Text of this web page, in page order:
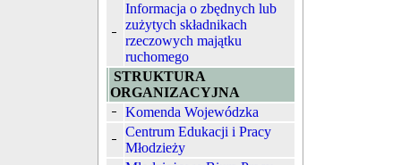
Informacja o zbędnych lub
zużytych składnikach
rzeczowych majątku
ruchomego
STRUKTURA
ORGANIZACYJNA
Komenda Wojewódzka
Centrum Edukacji i Pracy
Młodzieży